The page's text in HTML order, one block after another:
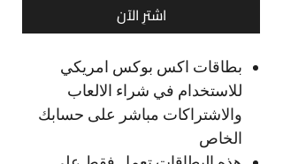
اشترِ الآن
بطاقات اكس بوكس امريكي
للاستخدام في شراء الالعاب
والاشتراكات مباشر على حسابك
الخاص